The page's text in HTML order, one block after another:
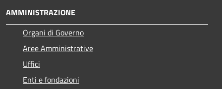
AMMINISTRAZIONE
Organi di Governo
Aree Amministrative
Uffici
Enti e fondazioni